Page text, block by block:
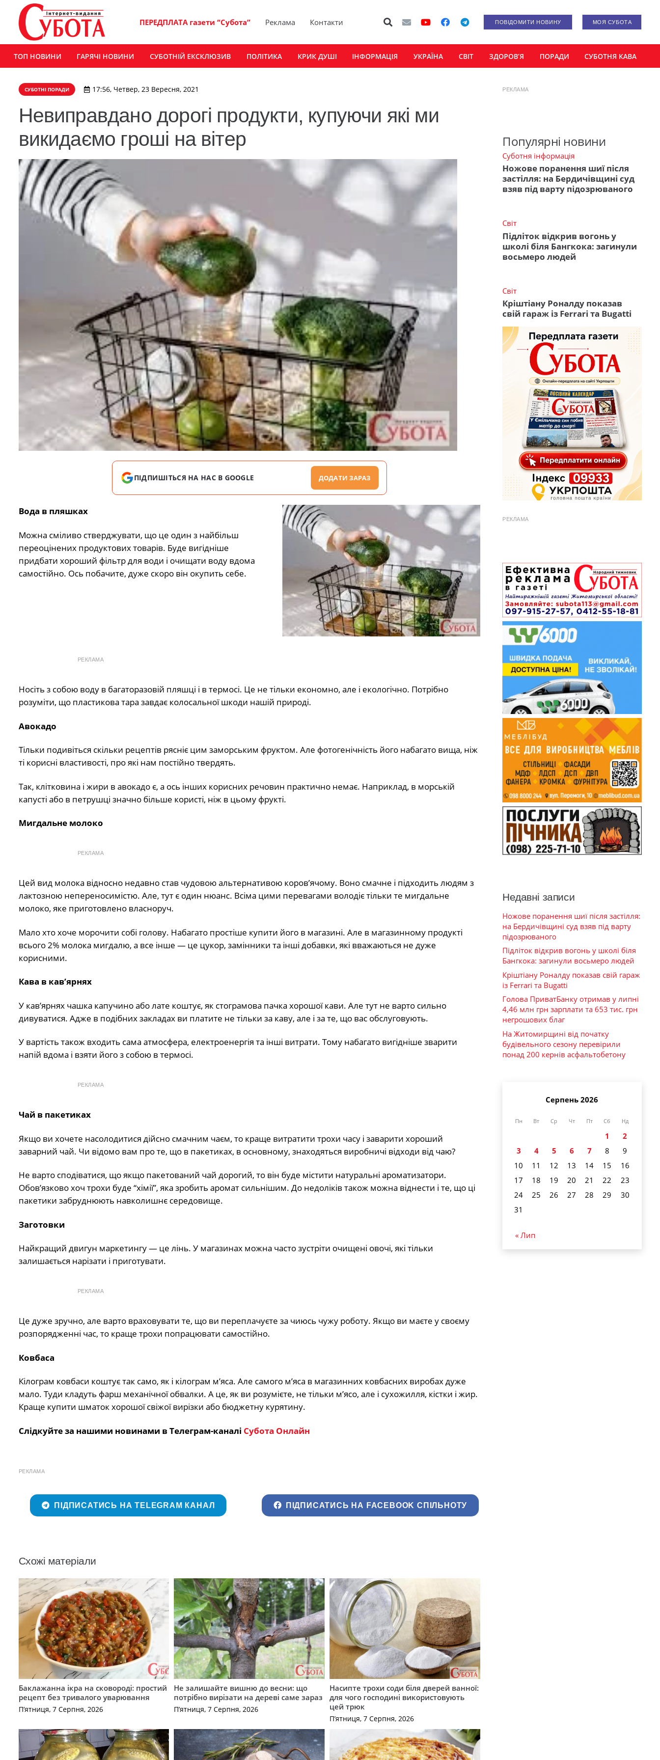
ПЕРЕДПЛАТА газети “Субота” Реклама Контакти ПОВІДОМИТИ НОВИНУ МОЯ СУБОТА
ТОП НОВИНИ ГАРЯЧІ НОВИНИ СУБОТНІЙ ЕКСКЛЮЗИВ ПОЛІТИКА КРИК ДУШІ ІНФОРМАЦІЯ УКРАЇНА СВІТ ЗДОРОВ’Я ПОРАДИ СУБОТНЯ КАВА
СУБОТНІ ПОРАДИ 17:56, Четвер, 23 Вересня, 2021
Невиправдано дорогі продукти, купуючи які ми
викидаємо гроші на вітер
ПІДПИШІТЬСЯ НА НАС В GOOGLE ДОДАТИ ЗАРАЗ
Вода в пляшках
Можна сміливо стверджувати, що це один з найбільш
переоцінених продуктових товарів. Буде вигідніше
придбати хороший фільтр для води і очищати воду вдома
самостійно. Ось побачите, дуже скоро він окупить себе.
РЕКЛАМА
Носіть з собою воду в багаторазовій пляшці і в термосі. Це не тільки економно, але і екологічно. Потрібно
розуміти, що пластикова тара завдає колосальної шкоди нашій природі.
Авокадо
Тільки подивіться скільки рецептів рясніє цим заморським фруктом. Але фотогенічність його набагато вища, ніж
ті корисні властивості, про які нам постійно твердять.
Так, клітковина і жири в авокадо є, а ось інших корисних речовин практично немає. Наприклад, в морській
капусті або в петрушці значно більше користі, ніж в цьому фрукті.
Мигдальне молоко
РЕКЛАМА
Цей вид молока відносно недавно став чудовою альтернативою коров’ячому. Воно смачне і підходить людям з
лактозною непереносимістю. Але, тут є один нюанс. Всіма цими перевагами володіє тільки те мигдальне
молоко, яке приготовлено власноруч.
Мало хто хоче морочити собі голову. Набагато простіше купити його в магазині. Але в магазинному продукті
всього 2% молока мигдалю, а все інше — це цукор, замінники та інші добавки, які вважаються не дуже
корисними.
Кава в кав’ярнях
У кав’ярнях чашка капучино або лате коштує, як стограмова пачка хорошої кави. Але тут не варто сильно
дивуватися. Адже в подібних закладах ви платите не тільки за каву, але і за те, що вас обслуговують.
У вартість також входить сама атмосфера, електроенергія та інші витрати. Тому набагато вигідніше зварити
напій вдома і взяти його з собою в термосі.
РЕКЛАМА
Чай в пакетиках
Якщо ви хочете насолодитися дійсно смачним чаєм, то краще витратити трохи часу і заварити хороший
заварний чай. Чи відомо вам про те, що в пакетиках, в основному, знаходяться виробничі відходи від чаю?
Не варто сподіватися, що якщо пакетований чай дорогий, то він буде містити натуральні ароматизатори.
Обов’язково хоч трохи буде “хімії”, яка зробить аромат сильнішим. До недоліків також можна віднести і те, що ці
пакетики забруднюють навколишнє середовище.
Заготовки
Найкращий двигун маркетингу — це лінь. У магазинах можна часто зустріти очищені овочі, які тільки
залишається нарізати і приготувати.
РЕКЛАМА
Це дуже зручно, але варто враховувати те, що ви переплачуєте за чиюсь чужу роботу. Якщо ви маєте у своєму
розпорядженні час, то краще трохи попрацювати самостійно.
Ковбаса
Кілограм ковбаси коштує так само, як і кілограм м’яса. Але самого м’яса в магазинних ковбасних виробах дуже
мало. Туди кладуть фарш механічної обвалки. А це, як ви розумієте, не тільки м’ясо, але і сухожилля, кістки і жир.
Краще купити шматок хорошої свіжої вирізки або бюджетну курятину.
Слідкуйте за нашими новинами в Телеграм-каналі Субота Онлайн
РЕКЛАМА
ПІДПИСАТИСЬ НА TELEGRAM КАНАЛ ПІДПИСАТИСЬ НА FACEBOOK СПІЛЬНОТУ
Схожі матеріали
Баклажанна ікра на сковороді: простий
рецепт без тривалого уварювання
П’ятниця, 7 Серпня, 2026
Не залишайте вишню до весни: що
потрібно вирізати на дереві саме зараз
П’ятниця, 7 Серпня, 2026
Насипте трохи соди біля дверей ванної:
для чого господині використовують
цей трюк
П’ятниця, 7 Серпня, 2026
РЕКЛАМА
Популярні новини
Суботня інформація
Ножове поранення шиї після
застілля: на Бердичівщині суд
взяв під варту підозрюваного
Світ
Підліток відкрив вогонь у
школі біля Бангкока: загинули
восьмеро людей
Світ
Кріштіану Роналду показав
свій гараж із Ferrari та Bugatti
РЕКЛАМА
Недавні записи
Ножове поранення шиї після застілля:
на Бердичівщині суд взяв під варту
підозрюваного
Підліток відкрив вогонь у школі біля
Бангкока: загинули восьмеро людей
Кріштіану Роналду показав свій гараж
із Ferrari та Bugatti
Голова ПриватБанку отримав у липні
4,46 млн грн зарплати та 653 тис. грн
негрошових благ
На Житомирщині від початку
будівельного сезону перевірили
понад 200 кернів асфальтобетону
Серпень 2026
Пн Вт Ср Чт Пт Сб Нд
1
2
3
4 5 6 7 8
9
10
11 12 13 14 15
16
17
18 19 20 21 22
23
24
25 26 27 28 29
30
31
« Лип